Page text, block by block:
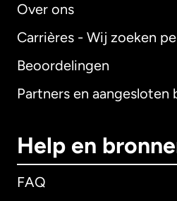
Over ons
Carrières - Wij zoeken
Beoordelingen
Partners en aangesloten
Help en
FAQ